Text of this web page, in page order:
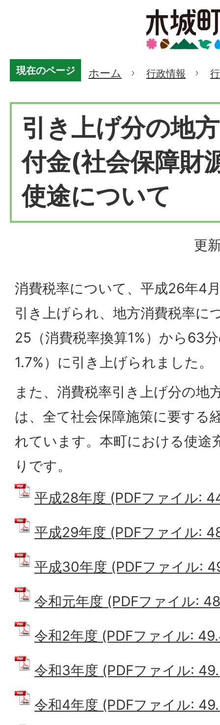
現在のページ ホーム 行政情報
引き上げ分の地
付金(社会保障財
使途について
更
消費税率について、平成26年4
引き上げられ、地方消費税率に
25（消費税率換算1%）から63
1.7%）に引き上げられました。
また、消費税率引き上げ分の地
は、全て社会保障施策に要する
れています。本町における使途
りです。
平成28年度 (PDFファイル:
平成29年度 (PDFファイル:
平成30年度 (PDFファイル:
令和元年度 (PDFファイル:
令和2年度 (PDFファイル:
令和3年度 (PDFファイル:
令和4年度 (PDFファイル: